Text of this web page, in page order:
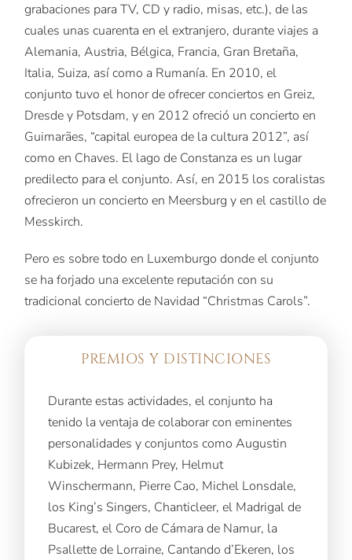
grabaciones para TV, CD y radio, misas, etc.), de las
cuales unas cuarenta en el extranjero, durante viajes a
Alemania, Austria, Bélgica, Francia, Gran Bretaña,
Italia, Suiza, así como a Rumanía. En 2010, el
conjunto tuvo el honor de ofrecer conciertos en Greiz,
Dresde y Potsdam, y en 2012 ofreció un concierto en
Guimarães, “capital europea de la cultura 2012”, así
como en Chaves. El lago de Constanza es un lugar
predilecto para el conjunto. Así, en 2015 los coralistas
ofrecieron un concierto en Meersburg y en el castillo de
Messkirch.
Pero es sobre todo en Luxemburgo donde el conjunto
se ha forjado una excelente reputación con su
tradicional concierto de Navidad “Christmas Carols”.
PREMIOS Y DISTINCIONES
Durante estas actividades, el conjunto ha
tenido la ventaja de colaborar con eminentes
personalidades y conjuntos como Augustin
Kubizek, Hermann Prey, Helmut
Winschermann, Pierre Cao, Michel Lonsdale,
los King’s Singers, Chanticleer, el Madrigal de
Bucarest, el Coro de Cámara de Namur, la
Psallette de Lorraine, Cantando d’Ekeren, los